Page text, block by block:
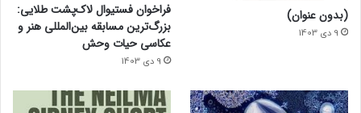
(بدون عنوان)
9 دی 1403
فراخوان فستیوال لاک‌پشت طلایی:
بزرگ‌ترین مسابقه بین‌المللی هنر و
عکاسی حیات وحش
9 دی 1403